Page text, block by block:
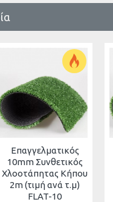
Επαγγελματικός
10mm Συνθετικός
Χλοοτάπητας Κήπου
2m (τιμή ανά τ.μ)
FLAT-10